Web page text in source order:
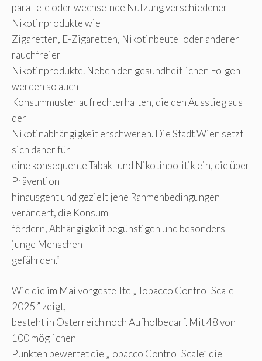
parallele oder wechselnde Nutzung verschiedener
Nikotinprodukte wie
Zigaretten, E-Zigaretten, Nikotinbeutel oder anderer
rauchfreier
Nikotinprodukte. Neben den gesundheitlichen Folgen
werden so auch
Konsummuster aufrechterhalten, die den Ausstieg aus
der
Nikotinabhängigkeit erschweren. Die Stadt Wien setzt
sich daher für
eine konsequente Tabak- und Nikotinpolitik ein, die über
Prävention
hinausgeht und gezielt jene Rahmenbedingungen
verändert, die Konsum
fördern, Abhängigkeit begünstigen und besonders
junge Menschen
gefährden.“
Wie die im Mai vorgestellte „ Tobacco Control Scale
2025 ” zeigt,
besteht in Österreich noch Aufholbedarf. Mit 48 von
100 möglichen
Punkten bewertet die „Tobacco Control Scale” die